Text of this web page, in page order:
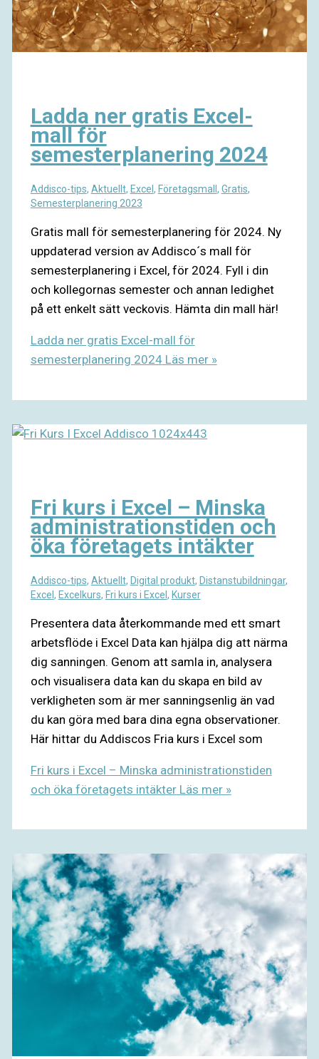
Ladda ner gratis Excel-
mall för
semesterplanering 2024
Addisco-tips, Aktuellt, Excel , Företagsmall , Gratis,
Semesterplanering 2023
Gratis mall för semesterplanering för 2024. Ny
uppdaterad version av Addisco´s mall för
semesterplanering i Excel, för 2024. Fyll i din
och kollegornas semester och annan ledighet
på ett enkelt sätt veckovis. Hämta din mall här!
Ladda ner gratis Excel-mall för
semesterplanering 2024Läs mer »
Fri kurs i Excel – Minska
administrationstiden och
öka företagets intäkter
Addisco-tips, Aktuellt, Digital produkt, Distanstubildningar,
Excel, Excelkurs, Fri kurs i Excel, Kurser
Presentera data återkommande med ett smart
arbetsflöde i Excel Data kan hjälpa dig att närma
dig sanningen. Genom att samla in, analysera
och visualisera data kan du skapa en bild av
verkligheten som är mer sanningsenlig än vad
du kan göra med bara dina egna observationer.
Här hittar du Addiscos Fria kurs i Excel som
Fri kurs i Excel – Minska administrationstiden
och öka företagets intäkterLäs mer »